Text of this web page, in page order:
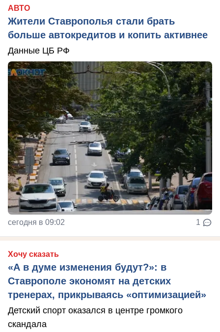
АВТО
Жители Ставрополья стали брать
больше автокредитов и копить активнее
Данные ЦБ РФ
сегодня в 09:02 1
Хочу сказать
«А в думе изменения будут?»: в
Ставрополе экономят на детских
тренерах, прикрываясь «оптимизацией»
Детский спорт оказался в центре громкого
скандала